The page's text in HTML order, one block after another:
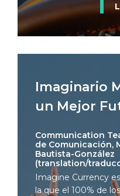
Imaginario
un Mejor
Communication
de Comunicación,
Bautista-González
(translation/
Imagine Currency
la que el 100% de